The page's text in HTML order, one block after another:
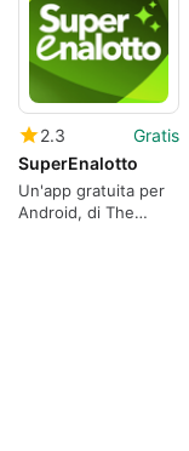
2.3
Gratis
SuperEnalotto
Un'app gratuita per
Android, di The